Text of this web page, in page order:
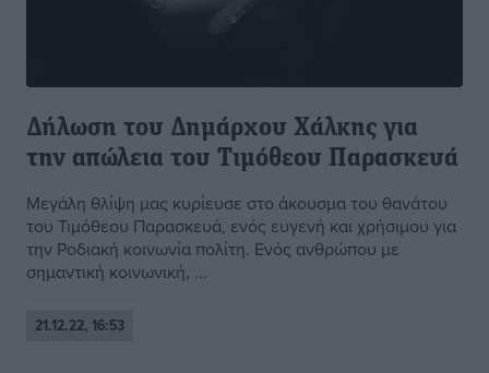
Δήλωση του Δημάρχου Χάλκης για
την απώλεια του Τιμόθεου Παρασκευά
Μεγάλη θλίψη μας κυρίευσε στο άκουσμα του θανάτου
του Τιμόθεου Παρασκευά, ενός ευγενή και χρήσιμου για
την Ροδιακή κοινωνία πολίτη. Ενός ανθρώπου με
σημαντική κοινωνική, ...
21.12.22, 16:53